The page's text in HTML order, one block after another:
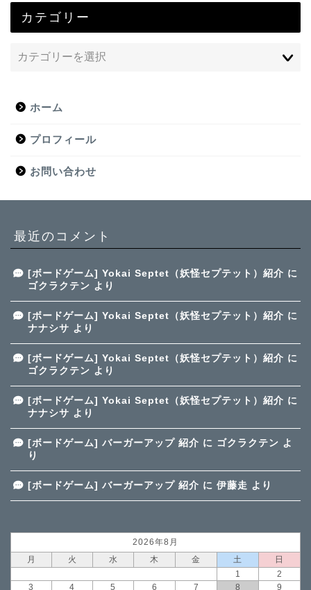
カテゴリー
ホーム
プロフィール
お問い合わせ
最近のコメント
[ボードゲーム] Yokai Septet（妖怪セプテット）紹介 に
ゴクラクテン より
[ボードゲーム] Yokai Septet（妖怪セプテット）紹介 に
ナナシサ より
[ボードゲーム] Yokai Septet（妖怪セプテット）紹介 に
ゴクラクテン より
[ボードゲーム] Yokai Septet（妖怪セプテット）紹介 に
ナナシサ より
[ボードゲーム] バーガーアップ 紹介 に ゴクラクテン よ
り
[ボードゲーム] バーガーアップ 紹介 に 伊藤走 より
2026年8月
月
火 水 木 金 土
日
1
2
3
4 5 6 7 8 9